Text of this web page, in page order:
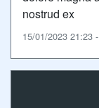
nostrud ex
15/01/2023 21:23